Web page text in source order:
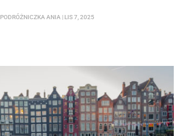
PODRÓŻNICZKA ANIA | LIS 7, 2025